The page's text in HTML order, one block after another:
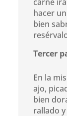
hacer
bien
Tercer
En la
ajo,
bien
rallado